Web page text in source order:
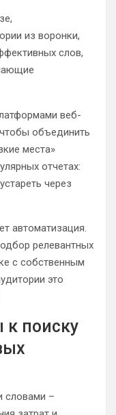
из воронки,
слов,
веб-
объединить
места»
отчетах:
через
автоматизация.
релевантных
с собственным
это
поиску
словами –